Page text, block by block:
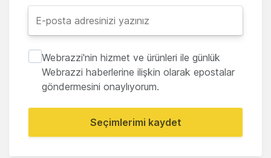
Webrazzi'nin hizmet ve ürünleri ile günlük
Webrazzi haberlerine ilişkin olarak epostalar
göndermesini onaylıyorum.
Seçimlerimi kaydet